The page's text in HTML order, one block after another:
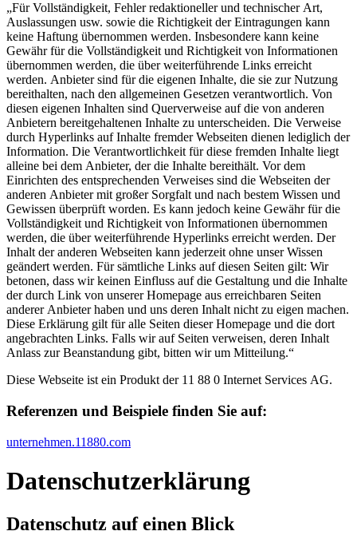
„Für Vollständigkeit, Fehler redaktioneller und technischer Art,
Auslassungen usw. sowie die Richtigkeit der Eintragungen kann
keine Haftung übernommen werden. Insbesondere kann keine
Gewähr für die Vollständigkeit und Richtigkeit von Informationen
übernommen werden, die über weiterführende Links erreicht
werden. Anbieter sind für die eigenen Inhalte, die sie zur Nutzung
bereithalten, nach den allgemeinen Gesetzen verantwortlich. Von
diesen eigenen Inhalten sind Querverweise auf die von anderen
Anbietern bereitgehaltenen Inhalte zu unterscheiden. Die Verweise
durch Hyperlinks auf Inhalte fremder Webseiten dienen lediglich der
Information. Die Verantwortlichkeit für diese fremden Inhalte liegt
alleine bei dem Anbieter, der die Inhalte bereithält. Vor dem
Einrichten des entsprechenden Verweises sind die Webseiten der
anderen Anbieter mit großer Sorgfalt und nach bestem Wissen und
Gewissen überprüft worden. Es kann jedoch keine Gewähr für die
Vollständigkeit und Richtigkeit von Informationen übernommen
werden, die über weiterführende Hyperlinks erreicht werden. Der
Inhalt der anderen Webseiten kann jederzeit ohne unser Wissen
geändert werden. Für sämtliche Links auf diesen Seiten gilt: Wir
betonen, dass wir keinen Einfluss auf die Gestaltung und die Inhalte
der durch Link von unserer Homepage aus erreichbaren Seiten
anderer Anbieter haben und uns deren Inhalt nicht zu eigen machen.
Diese Erklärung gilt für alle Seiten dieser Homepage und die dort
angebrachten Links. Falls wir auf Seiten verweisen, deren Inhalt
Anlass zur Beanstandung gibt, bitten wir um Mitteilung.“
Diese Webseite ist ein Produkt der 11 88 0 Internet Services AG.
Referenzen und Beispiele finden Sie auf:​
unternehmen.11880.com
Datenschutz­erklärung
Datenschutz auf einen Blick